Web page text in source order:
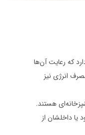
که رعایت آن‌ها
انرژی نیز
هستند.
یا داخلشان از